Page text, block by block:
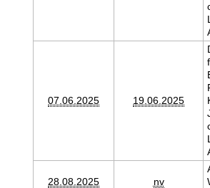
07.06.2025 19.06.2025
28.08.2025 nv